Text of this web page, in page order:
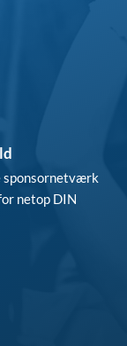
sponsornetværk
netop DIN